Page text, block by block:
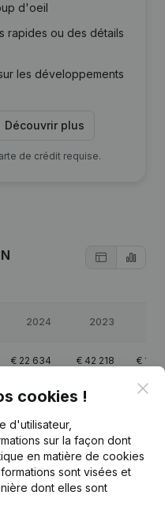
d'oeil
rapides ou des détails
les développements
Découvrir plus
de crédit requise.
2024 2023
€ 22 634 € 42 218 € 15
€ 128 319 € 105 685
€37 211 €64 212
cookies !
d'utilisateur,
sur la façon dont
en matière de cookies
sont visées et
dont elles sont